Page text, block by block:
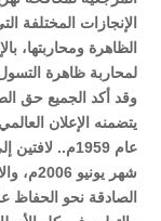
الإنجازات
الظاهرة ومحاربتها،
لمحاربة ظاهرة
وقد أكد الجميع حق
يتضمنه الإعلان
عام 1959م..
شهر
الصادقة نحو الحفاظ